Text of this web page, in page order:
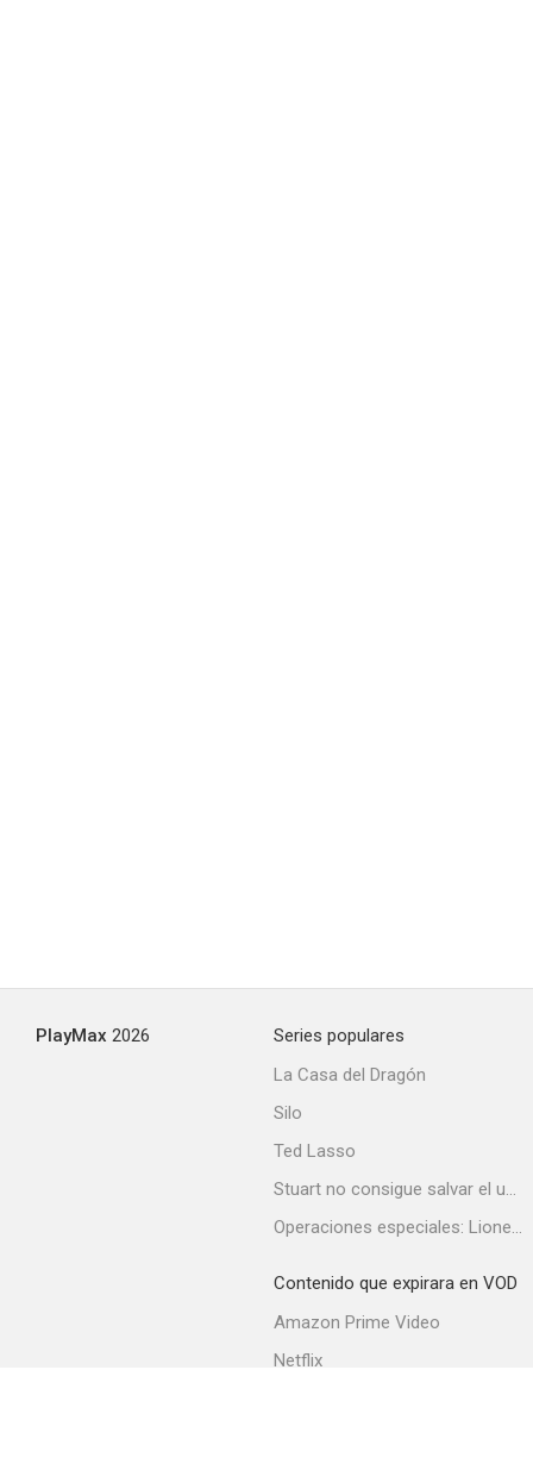
PlayMax 2026
Series populares
La Casa del Dragón
Silo
Ted Lasso
Stuart no consigue salvar el universo
Operaciones especiales: Lioness
Contenido que expirara en VOD
Amazon Prime Video
Netflix